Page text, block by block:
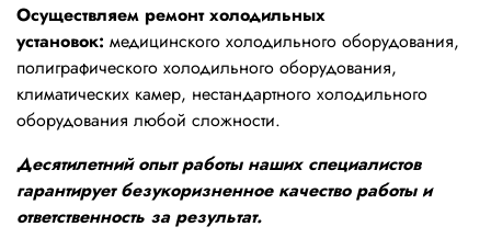
Осуществляем ремонт холодильных
установок: медицинского холодильного оборудования,
полиграфического холодильного оборудования,
климатических камер, нестандартного холодильного
оборудования любой сложности.
Десятилетний опыт работы наших специалистов
гарантирует безукоризненное качество работы и
ответственность за результат.